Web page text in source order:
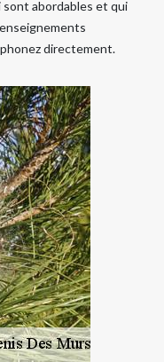
abordables et qui
directement.